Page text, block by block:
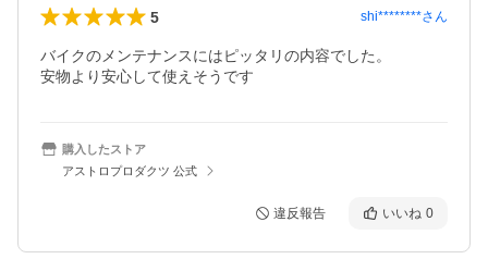
5 shi********さん
バイクのメンテナンスにはピッタリの内容でした。
安物より安心して使えそうです
購入したストア
アストロプロダクツ 公式
違反報告 いいね 0